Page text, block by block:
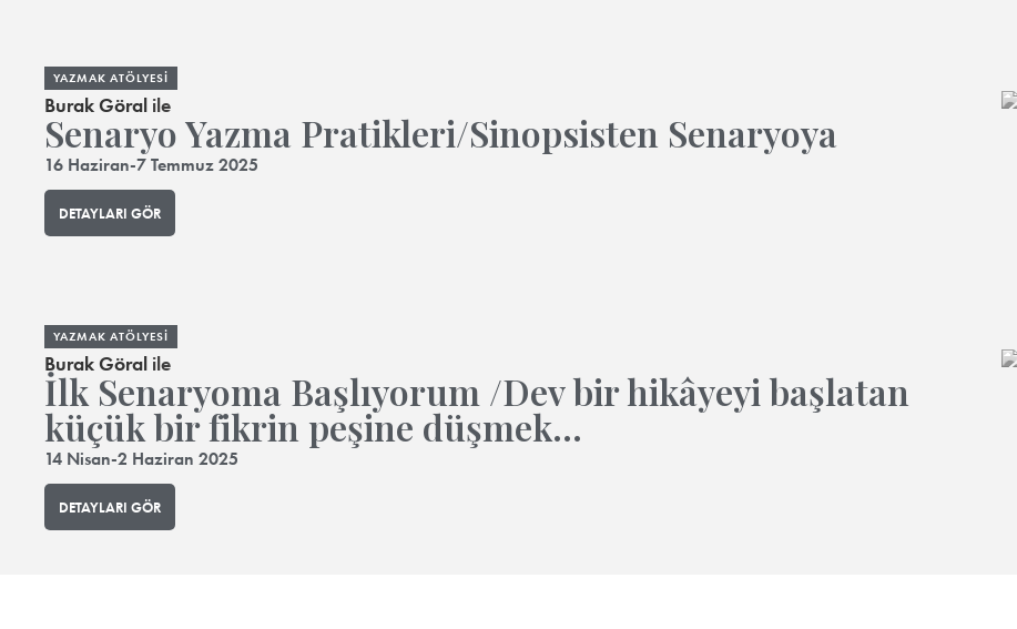
YAZMAK ATÖLYESI
Burak Göral ile
Senaryo Yazma Pratikleri/Sinopsisten Senaryoya
16 Haziran-7 Temmuz 2025
DETAYLARI GÖR
YAZMAK ATÖLYESI
Burak Göral ile
İlk Senaryoma Başlıyorum /Dev bir hikâyeyi başlatan
küçük bir fikrin peşine düşmek…
14 Nisan-2 Haziran 2025
DETAYLARI GÖR